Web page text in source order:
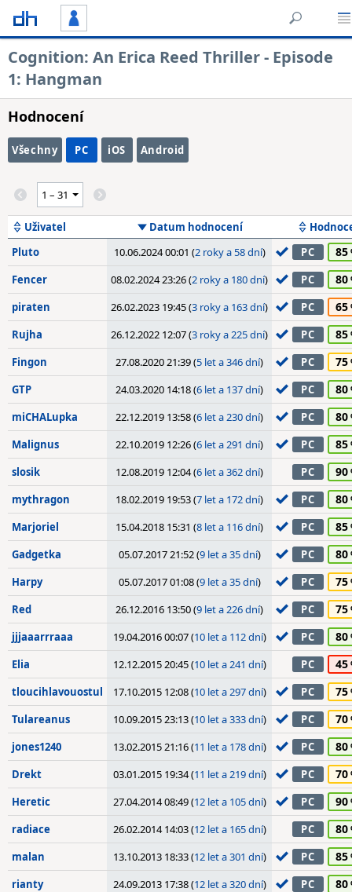
Cognition: An Erica Reed Thriller - Episode
1: Hangman
Hodnocení
Všechny PC iOS Android
Uživatel Datum hodnocení
Pluto
10.06.2024 00:01 (2 roky a 58 dní) PC 85
Fencer 08.02.2024 23:26 (2 roky a 180 dní) PC 80
piraten 26.02.2023 19:45 (3 roky a 163 dní) PC 65
Rujha 26.12.2022 12:07 (3 roky a 225 dní) PC 85
Fingon 27.08.2020 21:39 (5 let a 346 dní) PC 75
GTP 24.03.2020 14:18 (6 let a 137 dní) PC 80
miCHALupka 22.12.2019 13:58 (6 let a 230 dní) PC 80
Malignus 22.10.2019 12:26 (6 let a 291 dní) PC 85
slosik 12.08.2019 12:04 (6 let a 362 dní) PC 90
mythragon 18.02.2019 19:53 (7 let a 172 dní) PC 80
Marjoriel 15.04.2018 15:31 (8 let a 116 dní) PC 85
Gadgetka 05.07.2017 21:52 (9 let a 35 dní) PC 80
Harpy 05.07.2017 01:08 (9 let a 35 dní) PC 75
Red 26.12.2016 13:50 (9 let a 226 dní) PC 75
jjjaaarrraaa 19.04.2016 00:07 (10 let a 112 dní) PC 80
Elia 12.12.2015 20:45 (10 let a 241 dní) PC 45
tloucihlavouostul 17.10.2015 12:08 (10 let a 297 dní) PC 75
Tulareanus 10.09.2015 23:13 (10 let a 333 dní) PC 70
jones1240 13.02.2015 21:16 (11 let a 178 dní) PC 80
Drekt 03.01.2015 19:34 (11 let a 219 dní) PC 70
Heretic 27.04.2014 08:49 (12 let a 105 dní) PC 90
radiace 26.02.2014 14:03 (12 let a 165 dní) PC 80
malan 13.10.2013 18:33 (12 let a 301 dní) PC 85
rianty 24.09.2013 17:38 (12 let a 320 dní) PC 80